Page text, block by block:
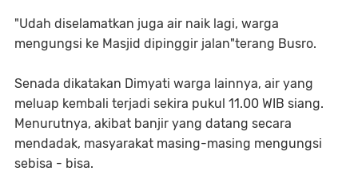
"Udah diselamatkan juga air naik lagi, warga
mengungsi ke Masjid dipinggir jalan"terang Busro.
Senada dikatakan Dimyati warga lainnya, air yang
meluap kembali terjadi sekira pukul 11.00 WIB siang.
Menurutnya, akibat banjir yang datang secara
mendadak, masyarakat masing-masing mengungsi
sebisa - bisa.